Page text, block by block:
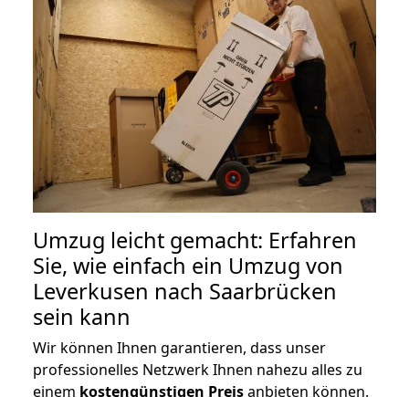
Umzug leicht gemacht: Erfahren
Sie, wie einfach ein Umzug von
Leverkusen nach Saarbrücken
sein kann
Wir können Ihnen garantieren, dass unser
professionelles Netzwerk Ihnen nahezu alles zu
einem kostengünstigen Preisanbieten können.